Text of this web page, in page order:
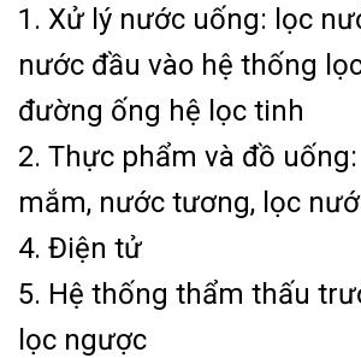
1. Xử lý nước uống: lọc
nước đầu vào hệ thống
đường ống hệ lọc tinh
2. Thực phẩm và đồ
mắm, nước tương, lọc
4. Điện tử
5. Hệ thống thẩm thấu
lọc ngược